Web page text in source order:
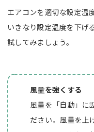
エアコンを適切な設定温
いきなり設定温度を下げ
試してみましょう。
風量を強くする
風量を「自動」に
ださい。風量を上